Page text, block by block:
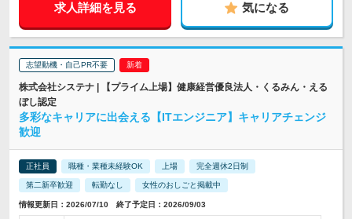
求人詳細を見る 気になる
志望動機・自己PR不要
株式会社システナ | 【プライム上場】健康経営優良法人・くるみん・える
ぼし認定
多彩なキャリアに出会える【ITエンジニア】キャリアチェンジ
歓迎
正社員 職種・業種未経験OK 上場 完全週休2日制
第二新卒歓迎 転勤なし 女性のおしごと掲載中
情報更新日：2026/07/10 終了予定日：2026/09/03